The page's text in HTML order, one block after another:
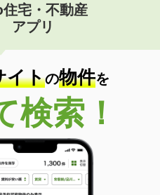
宅・不動産
アプリ
イトの物件を
検索！